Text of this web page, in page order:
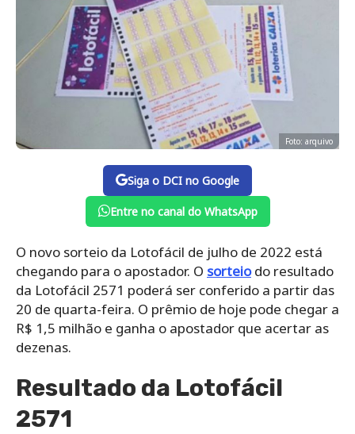
Foto: arquivo
Siga o DCI no Google
Entre no canal do WhatsApp
O novo sorteio da Lotofácil de julho de 2022 está
chegando para o apostador. O sorteiodo resultado
da Lotofácil 2571 poderá ser conferido a partir das
20 de quarta-feira. O prêmio de hoje pode chegar a
R$ 1,5 milhão e ganha o apostador que acertar as
dezenas.
Resultado da Lotofácil
2571